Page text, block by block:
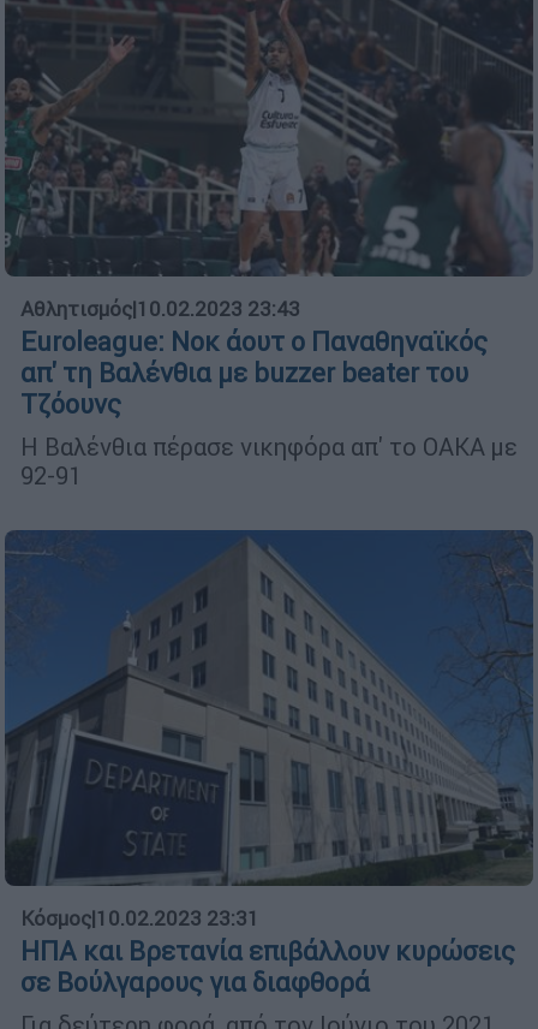
Αθλητισμός|10.02.2023 23:43
Euroleague: Νοκ άουτ ο Παναθηναϊκός
απ' τη Βαλένθια με buzzer beater του
Τζόουνς
Η Βαλένθια πέρασε νικηφόρα απ' το ΟΑΚΑ με
92-91
Κόσμος|10.02.2023 23:31
ΗΠΑ και Βρετανία επιβάλλουν κυρώσεις
σε Βούλγαρους για διαφθορά